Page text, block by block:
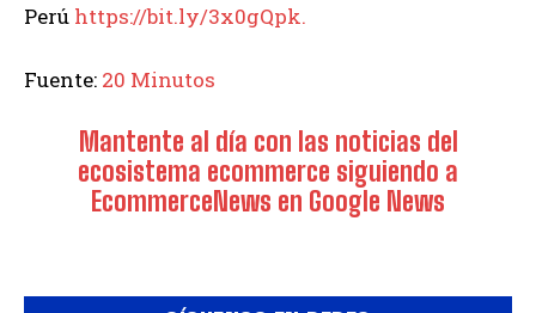
Perú https://bit.ly/3x0gQpk.
Fuente: 20 Minutos
Mantente al día con las noticias del
ecosistema ecommerce siguiendo a
EcommerceNews en Google News